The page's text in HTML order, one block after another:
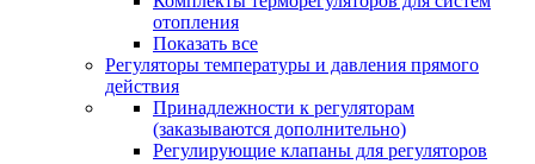
отопления
Показать все
Регуляторы температуры и давления прямого
действия
Принадлежности к регуляторам
(заказываются дополнительно)
Регулирующие клапаны для регуляторов